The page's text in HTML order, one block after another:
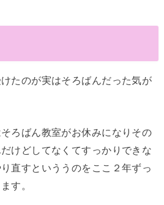
たのが実はそろばんだった気が
ろばん教室がお休みになりその
けどしてなくてすっかりできな
直すといううのをここ２年ずっ
す。